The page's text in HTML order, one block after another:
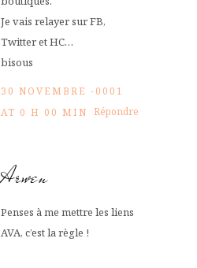
Je vais relayer sur FB,
Twitter et HC…
bisous
30 NOVEMBRE -0001
AT 0 H 00 MIN Répondre
Arwen
Penses à me mettre les liens
AVA, c’est la règle !